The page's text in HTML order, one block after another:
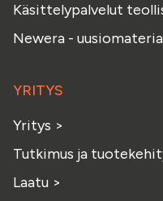
Käsittelypalvelut
Newera -
YRITYS
Yritys >
Tutkimus ja
Laatu >